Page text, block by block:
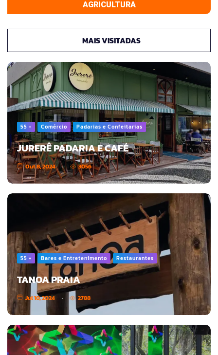
AGRICULTURA
MAIS VISITADAS
55 + Comércio Padarias e Confeitarias
JURERÊ PADARIA E CAFÉ
Out 8, 2024 3056
55 + Bares e Entretenimento Restaurantes
TANOA PRAIA
Jul 10, 2024 2788